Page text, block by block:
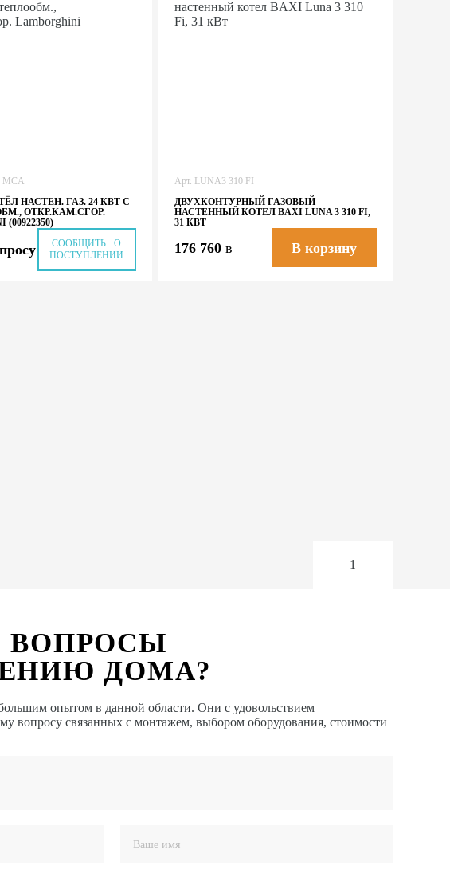
MCA
НАСТЕН. ГАЗ. 24 КВТ С
ОТКР.КАМ.СГОР.
(00922350)
СООБЩИТЬ О
ПОСТУПЛЕНИИ
Арт. LUNA3 310 FI
ДВУХКОНТУРНЫЙ ГАЗОВЫЙ
НАСТЕННЫЙ КОТЕЛ BAXI LUNA 3 310 FI,
31 КВТ
176 760 в В корзину
1
ВОПРОСЫ
ДОМА?
опытом в данной области. Они с удовольствием
вопросу связанных с монтажем, выбором оборудования, стоимости